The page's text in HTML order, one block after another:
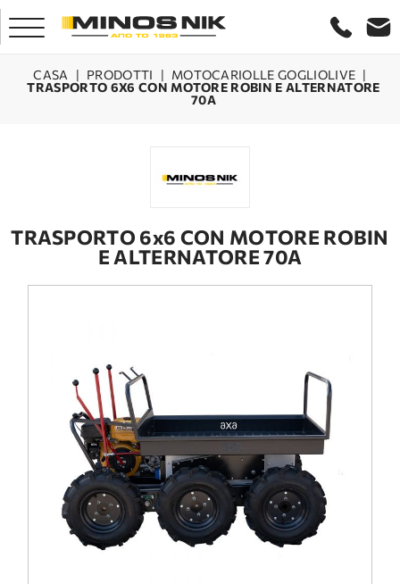
CONTATTO
DOMANDE FREQUENTI
ASSISTENZA TECNICA
CASA | PRODOTTI | MOTOCARIOLLE GOGLIOLIVE |
TRASPORTO 6X6 CON MOTORE ROBIN E ALTERNATORE
70A
TRASPORTO 6x6 CON MOTORE ROBIN
E ALTERNATORE 70A